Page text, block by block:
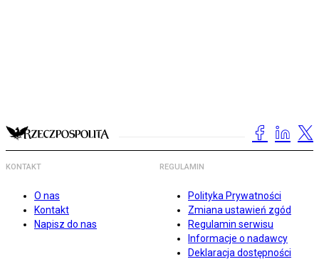
KONTAKT
O nas
Kontakt
Napisz do nas
REGULAMIN
Polityka Prywatności
Zmiana ustawień zgód
Regulamin serwisu
Informacje o nadawcy
Deklaracja dostępności